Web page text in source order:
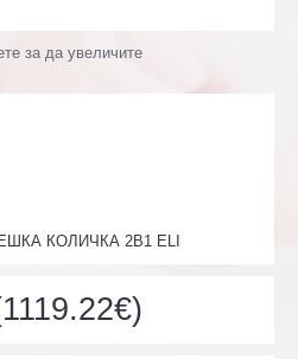
за да увеличите
КОЛИЧКА 2В1 ELI